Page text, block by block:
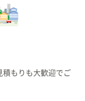
積もりも大歓迎でご